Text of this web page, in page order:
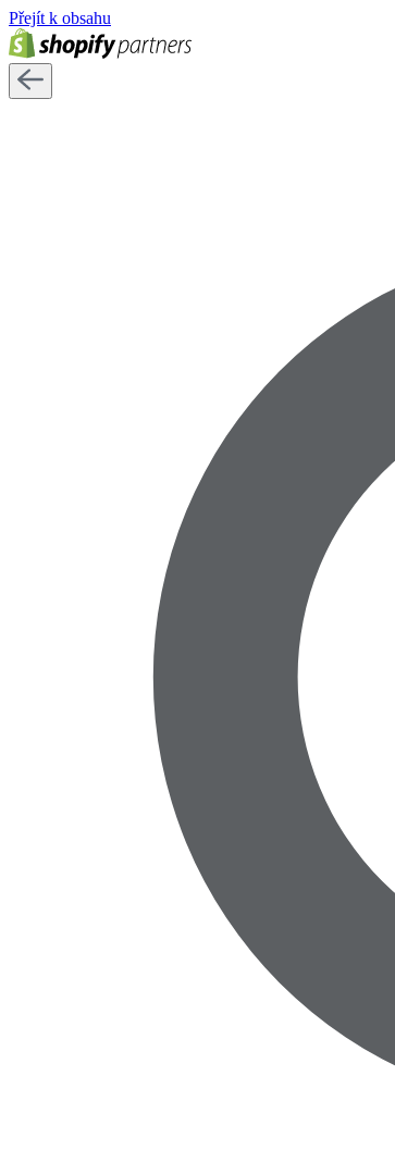
Přejít k obsahu